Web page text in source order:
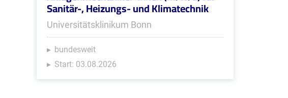
Sanitär-, Heizungs- und Klimatechnik
Universitätsklinikum Bonn
bundesweit
Start: 03.08.2026